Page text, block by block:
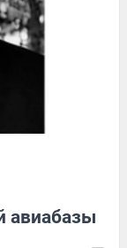
авиабазы